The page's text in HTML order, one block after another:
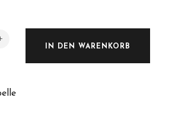
T Menge
IN DEN WARENKORB